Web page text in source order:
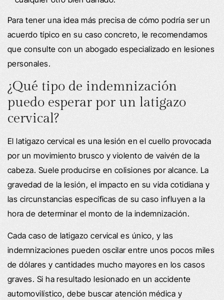
Para tener una idea más precisa de cómo podría ser un
acuerdo típico en su caso concreto, le recomendamos
que consulte con un abogado especializado en lesiones
personales.
¿Qué tipo de indemnización
puedo esperar por un latigazo
cervical?
El latigazo cervical es una lesión en el cuello provocada
por un movimiento brusco y violento de vaivén de la
cabeza. Suele producirse en colisiones por alcance. La
gravedad de la lesión, el impacto en su vida cotidiana y
las circunstancias específicas de su caso influyen a la
hora de determinar el monto de la indemnización.
Cada caso de latigazo cervical es único, y las
indemnizaciones pueden oscilar entre unos pocos miles
de dólares y cantidades mucho mayores en los casos
graves. Si ha resultado lesionado en un accidente
automovilístico, debe buscar atención médica y